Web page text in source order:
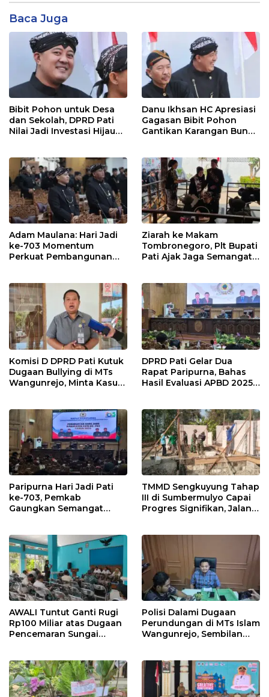
Baca Juga
Bibit Pohon untuk Desa
dan Sekolah, DPRD Pati
Nilai Jadi Investasi Hijau
Danu Ikhsan HC Apresiasi
Gagasan Bibit Pohon
Gantikan Karangan Bunga
Adam Maulana: Hari Jadi
ke-703 Momentum
Perkuat Pembangunan
Ziarah ke Makam
Tombronegoro, Plt Bupati
Pati Ajak Jaga Semangat
Berkualitas
Komisi D DPRD Pati Kutuk
Dugaan Bullying di MTs
Wangunrejo, Minta Kasus
DPRD Pati Gelar Dua
Rapat Paripurna, Bahas
Hasil Evaluasi APBD 2025
Paripurna Hari Jadi Pati
ke-703, Pemkab
Gaungkan Semangat
TMMD Sengkuyung Tahap
III di Sumbermulyo Capai
Progres Signifikan, Jalan
AWALI Tuntut Ganti Rugi
Rp100 Miliar atas Dugaan
Pencemaran Sungai
Polisi Dalami Dugaan
Perundungan di MTs Islam
Wangunrejo, Sembilan